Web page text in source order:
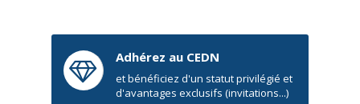
Adhérez au CEDN
et bénéficiez d'un statut privilégié et
d'avantages exclusifs (invitations...)